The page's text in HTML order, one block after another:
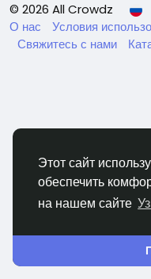
Этот сайт
обеспечить
на нашем сайте
© 2026 All Crowdz
О нас
Условия
Свяжитесь с нами